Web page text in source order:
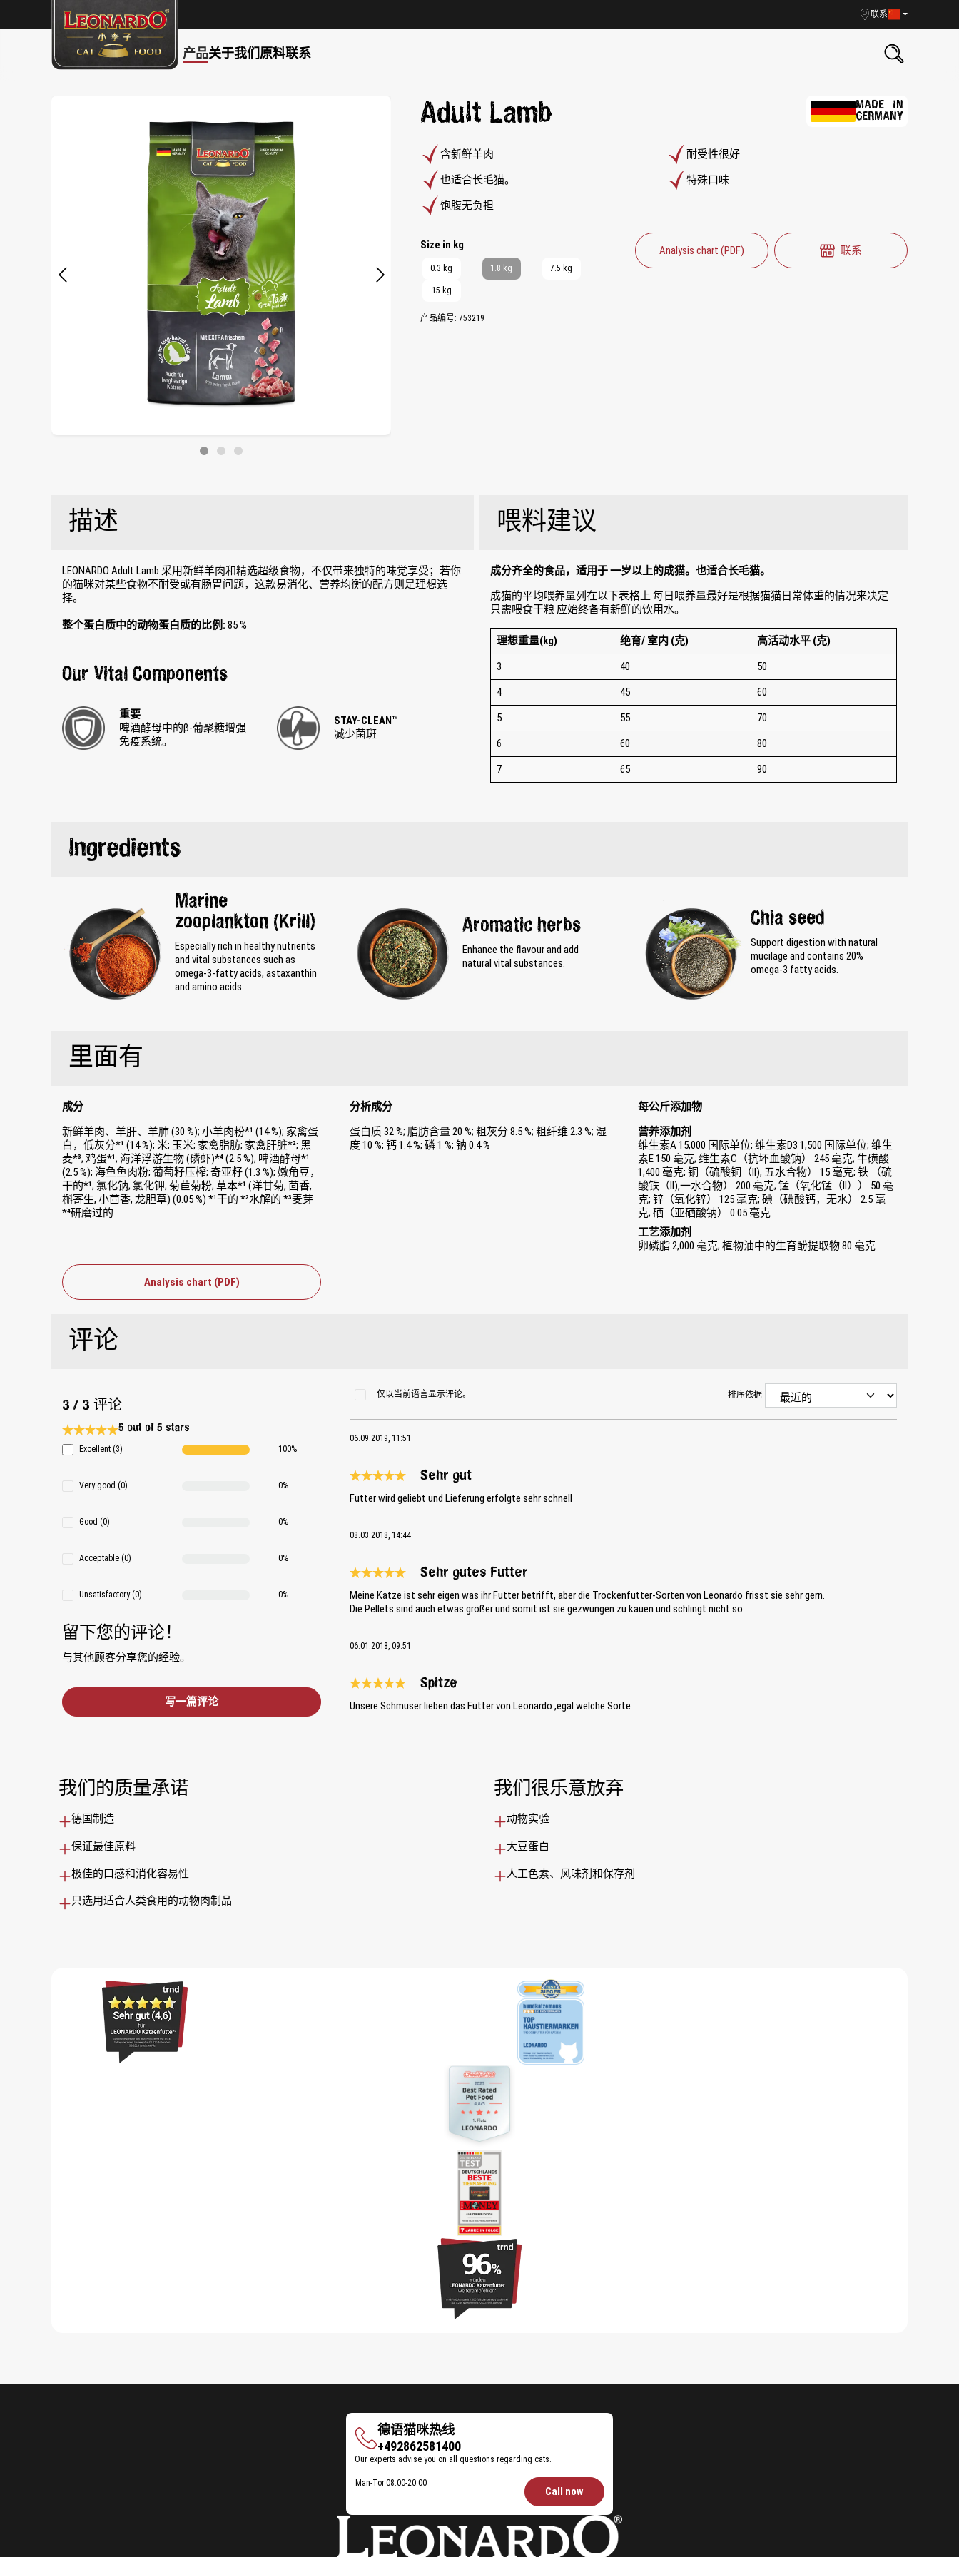
联系
产品关于我们原料联系
Adult Lamb
MADE IN
GERMANY
含新鲜羊肉
耐受性很好
也适合长毛猫。
特殊口味
饱腹无负担
Select
Size in kg
0.3 kg 1.8 kg 7.5 kg
15 kg
产品编号: 753219
Analysis chart (PDF) 联系
描述
LEONARDO Adult Lamb 采用新鲜羊肉和精选超级食物，不仅带来独特的味觉享受；若你
的猫咪对某些食物不耐受或有肠胃问题，这款易消化、营养均衡的配方则是理想选
择。
整个蛋白质中的动物蛋白质的比例: 85 %
Our Vital Components
重要
啤酒酵母中的β-葡聚糖增强
免疫系统。
STAY-CLEAN™
减少菌斑
Ingredients
Marine
zooplankton (Krill)
Especially rich in healthy nutrients
and vital substances such as
omega-3-fatty acids, astaxanthin
and amino acids.
Aromatic herbs
Enhance the flavour and add
natural vital substances.
Chia seed
Support digestion with natural
mucilage and contains 20%
omega-3 fatty acids.
喂料建议
成分齐全的食品，适用于 一岁以上的成猫。也适合长毛猫。
成猫的平均喂养量列在以下表格上 每日喂养量最好是根据猫猫日常体重的情况来决定
只需喂食干粮 应始终备有新鲜的饮用水。
理想重量(kg) 绝育/ 室内 (克)
高活动水平 (克)
3
40
50
4
45
60
5
55
70
6
60
80
7
65 90
里面有
成分
新鲜羊肉、羊肝、羊肺 (30 %); 小羊肉粉*¹ (14 %); 家禽蛋
白，低灰分*¹ (14 %); 米; 玉米; 家禽脂肪; 家禽肝脏*²; 黑
麦*³; 鸡蛋*¹; 海洋浮游生物 (磷虾)*⁴ (2.5 %); 啤酒酵母*¹
(2.5 %); 海鱼鱼肉粉; 葡萄籽压榨; 奇亚籽 (1.3 %); 嫩角豆，
干的*¹; 氯化钠; 氯化钾; 菊苣菊粉; 草本*¹ (洋甘菊, 茴香,
槲寄生, 小茴香, 龙胆草) (0.05 %) *¹干的 *²水解的 *³麦芽
*⁴研磨过的
分析成分
蛋白质 32 %; 脂肪含量 20 %; 粗灰分 8.5 %; 粗纤维 2.3 %; 湿
度 10 %; 钙 1.4 %; 磷 1 %; 钠 0.4 %
每公斤添加物
营养添加剂
维生素A 15,000 国际单位; 维生素D3 1,500 国际单位; 维生
素E 150 毫克; 维生素C（抗坏血酸钠） 245 毫克; 牛磺酸
1,400 毫克; 铜（硫酸铜（II), 五水合物） 15 毫克; 铁 （硫
酸铁（II),一水合物） 200 毫克; 锰（氧化锰（II）） 50 毫
克; 锌（氧化锌） 125 毫克; 碘（碘酸钙，无水） 2.5 毫
克; 硒（亚硒酸钠） 0.05 毫克
工艺添加剂
卵磷脂 2,000 毫克; 植物油中的生育酚提取物 80 毫克
Analysis chart (PDF)
评论
3 / 3 评论
Average rating 5 of 5 Stars
5 out of 5 stars
Excellent (3) 100%
Very good (0) 0%
Good (0) 0%
Acceptable (0) 0%
Unsatisfactory (0) 0%
留下您的评论！
与其他顾客分享您的经验。
写一篇评论
仅以当前语言显示评论。 排序依据
06.09.2019, 11:51
Sehr gut
Futter wird geliebt und Lieferung erfolgte sehr schnell
08.03.2018, 14:44
Sehr gutes Futter
Meine Katze ist sehr eigen was ihr Futter betrifft, aber die Trockenfutter-Sorten von Leonardo frisst sie sehr gern.
Die Pellets sind auch etwas größer und somit ist sie gezwungen zu kauen und schlingt nicht so.
06.01.2018, 09:51
Spitze
Unsere Schmuser lieben das Futter von Leonardo ,egal welche Sorte .
我们的质量承诺
德国制造
保证最佳原料
极佳的口感和消化容易性
只选用适合人类食用的动物肉制品
我们很乐意放弃
动物实验
大豆蛋白
人工色素、风味剂和保存剂
德语猫咪热线
德
语
猫
线
+492862581400
Our experts advise you on all questions regarding cats.
Opening
Feeding
Advice:
Man-Tor08:00-20:00
Call now